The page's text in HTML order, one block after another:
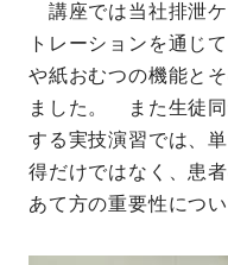
講座では当社排泄
トレーションを通じ
や紙おむつの機能と
ました。 また生徒
する実技演習では、
得だけではなく、患
あて方の重要性につ